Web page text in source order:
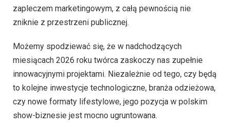
zapleczem marketingowym, z całą pewnością nie
zniknie z przestrzeni publicznej.
Możemy spodziewać się, że w nadchodzących
miesiącach 2026 roku twórca zaskoczy nas zupełnie
innowacyjnymi projektami. Niezależnie od tego, czy będą
to kolejne inwestycje technologiczne, branża odzieżowa,
czy nowe formaty lifestylowe, jego pozycja w polskim
show-biznesie jest mocno ugruntowana.